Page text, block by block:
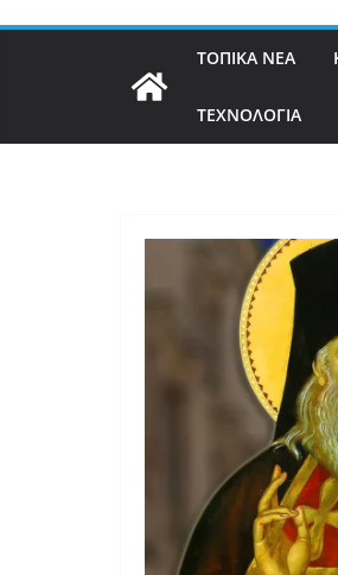
ΤΟΠΙΚΑ ΝΕΑ
ΤΕΧΝΟΛΟΓΙΑ